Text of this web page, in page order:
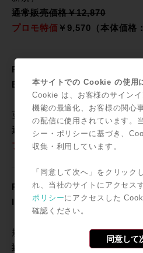
通常販売価格￥12,870
プロモ特価 ￥9,570（本体価格
Pro Tools 1-Year
Education Pricing
（Pro Tools 年間サブスクリプ
更新）
通常販売価格￥12,870
プロモ特価￥9,570（本体価格
Pro Tools 1-Year
Institution Pricing
（Pro Tools 年間サブスクリプ
規）
通常販売価格￥12,870
本サイトでの Cookie の使用
Cookie は、お客様のサイン
機能の最適化、お客様の関心
の配信に使用されています。
シー・ポリシーに基づき、
収集・利用しています。
「同意して次へ」をクリック
れ、当社のサイトにアクセス
ポリシーにアクセスした
確認ください。
同意して